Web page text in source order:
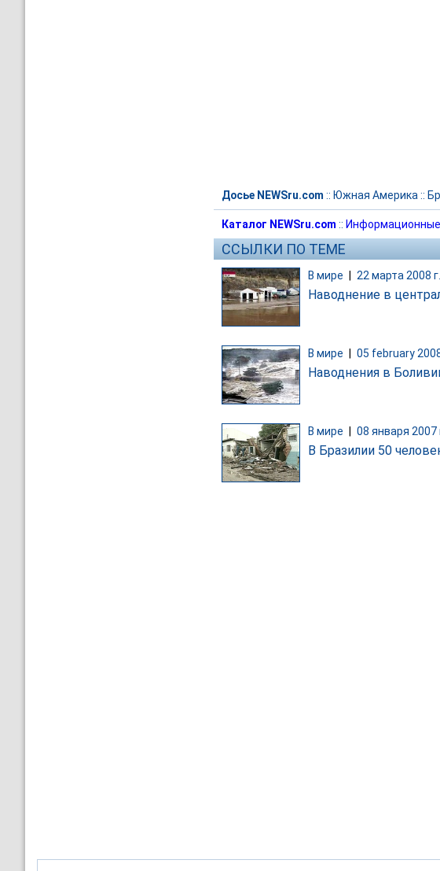
Досье NEWSru.com :: Южная Америка ::
Каталог NEWSru.com ::
ССЫЛКИ ПО ТЕМЕ
В мире 22 марта 2008
Наводнение в
В мире 05 february
Наводнения в
В мире 08 января 2007
В Бразилии 50